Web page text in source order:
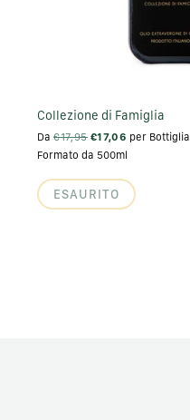
Collezione di Famiglia
Da €17,95 €17,06 per Bottiglia
Formato da 500ml
ESAURITO